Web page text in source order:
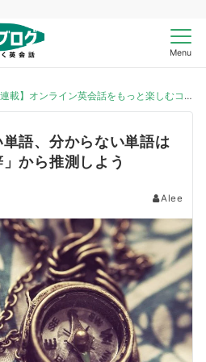
Menu
連載】オンライン英会話をもっと楽しむコツ
語、分からない単語は
から推測しよう
Alee